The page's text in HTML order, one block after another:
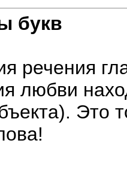
букв
речения
любви
Это